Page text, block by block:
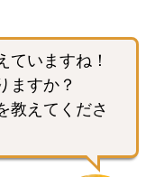
ていますね！
ますか？
教えてくださ